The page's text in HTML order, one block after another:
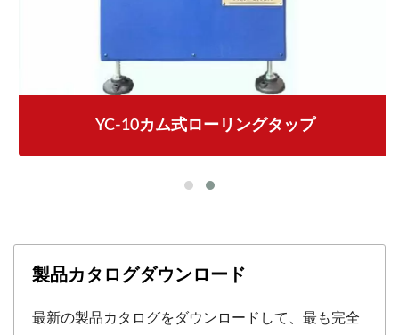
YC-10カム式ローリングタップ
製品カタログダウンロード
最新の製品カタログをダウンロードして、最も完全